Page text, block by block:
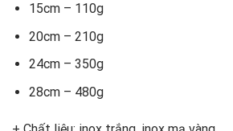
15cm – 110g
20cm – 210g
24cm – 350g
28cm – 480g